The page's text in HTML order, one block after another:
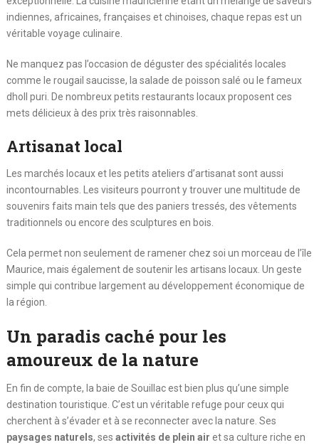
indiennes, africaines, françaises et chinoises, chaque repas est un
véritable voyage culinaire.
Ne manquez pas l’occasion de déguster des spécialités locales
comme le rougail saucisse, la salade de poisson salé ou le fameux
dholl puri. De nombreux petits restaurants locaux proposent ces
mets délicieux à des prix très raisonnables.
Artisanat local
Les marchés locaux et les petits ateliers d’artisanat sont aussi
incontournables. Les visiteurs pourront y trouver une multitude de
souvenirs faits main tels que des paniers tressés, des vêtements
traditionnels ou encore des sculptures en bois.
Cela permet non seulement de ramener chez soi un morceau de l’île
Maurice, mais également de soutenir les artisans locaux. Un geste
simple qui contribue largement au développement économique de
la région.
Un paradis caché pour les
amoureux de la nature
En fin de compte, la baie de Souillac est bien plus qu’une simple
destination touristique. C’est un véritable refuge pour ceux qui
cherchent à s’évader et à se reconnecter avec la nature. Ses
paysages naturels, ses activités de plein air et sa culture riche en